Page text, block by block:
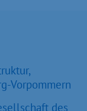
Vorpommern
des